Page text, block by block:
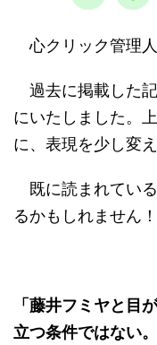
心クリック管理人
過去に掲載した
にいたしました。
に、表現を少し変え
既に読まれてい
るかもしれません！
「藤井フミヤと目
立つ条件ではない。